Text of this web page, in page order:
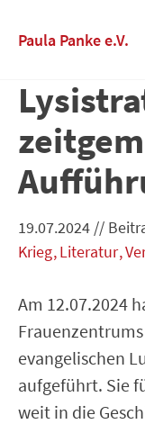
Paula Panke e.V.
19.07.2024 //
Krieg Literatur
Am 12.07.2024
evangelischen
aufgeführt. Sie
weit in die